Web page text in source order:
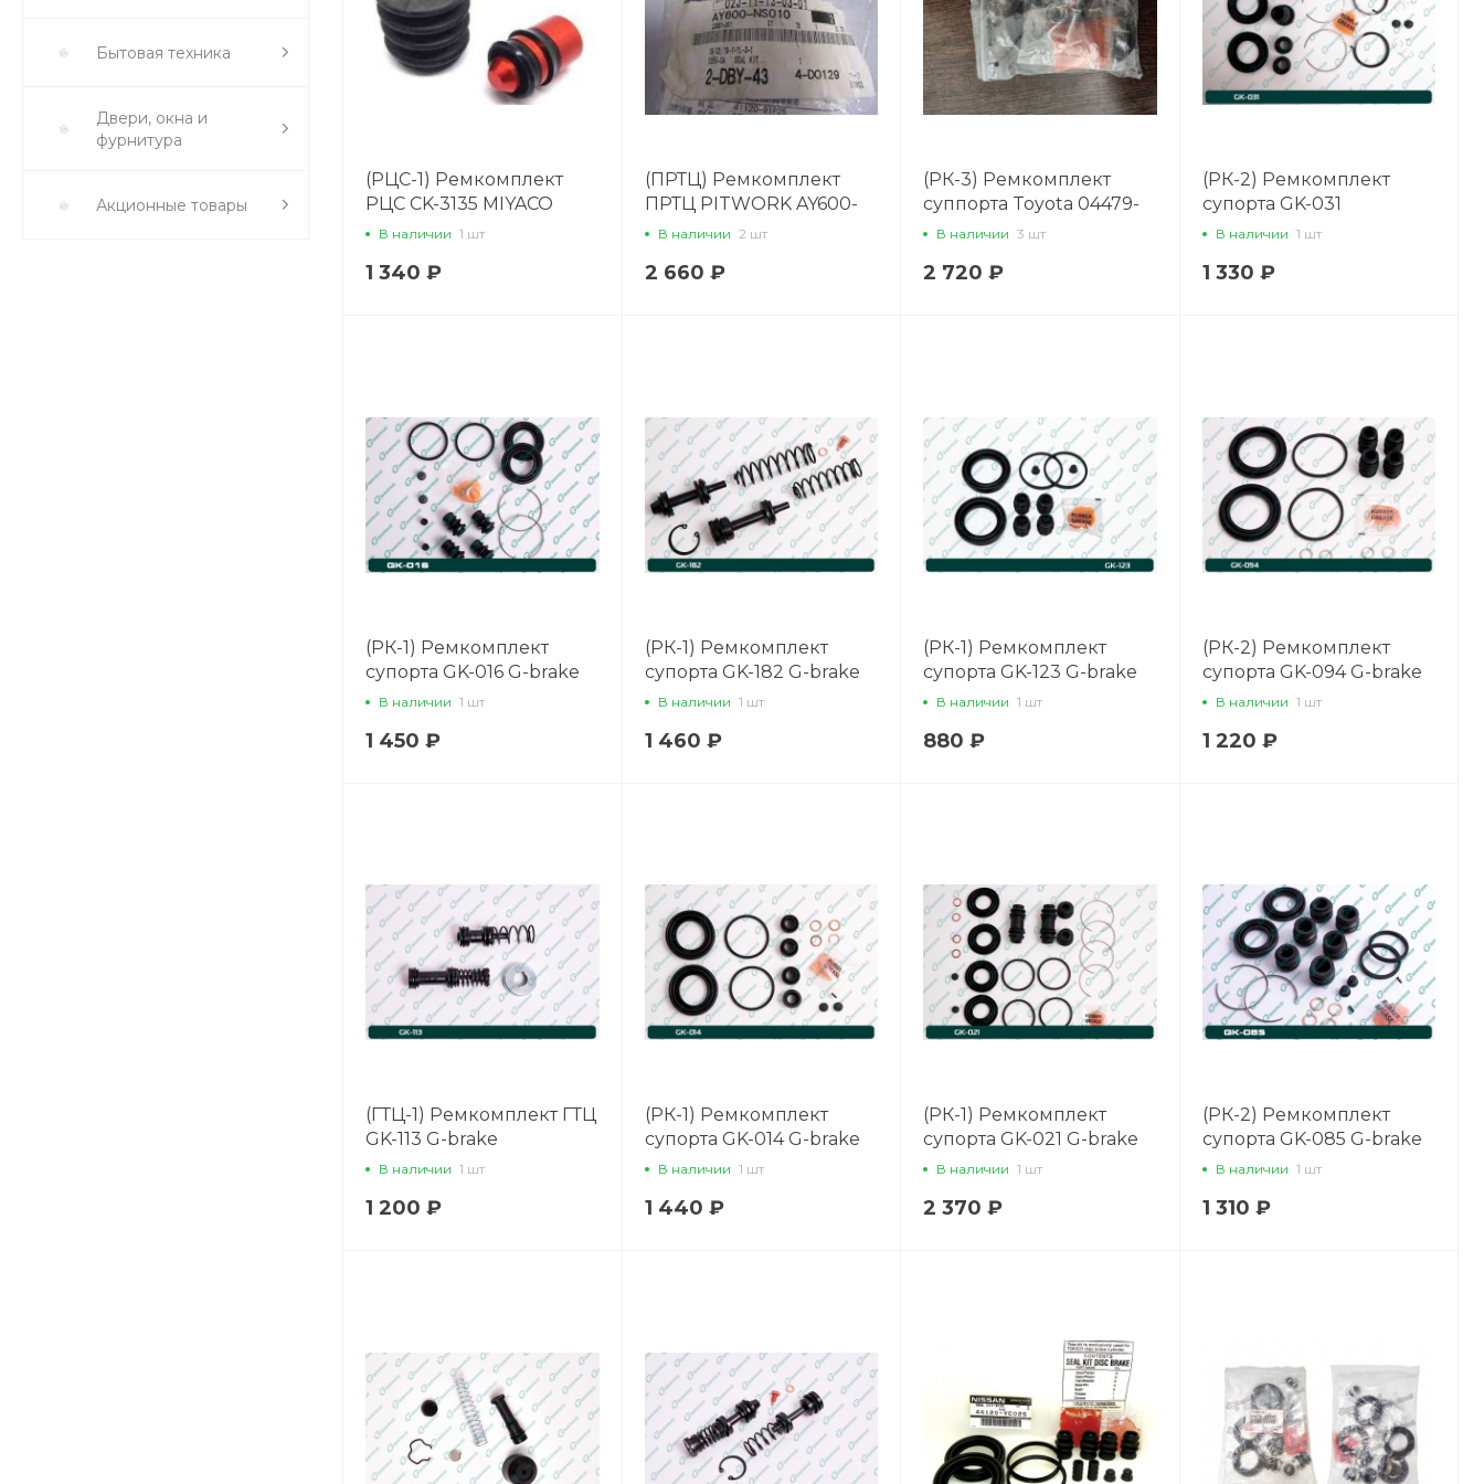
Бытовая техника
Двери, окна и
фурнитура
Акционные товары
(РЦС-1) Ремкомплект
РЦС CK-3135 MIYACO
В наличии 1 шт
1 340 ₽
(ПРТЦ) Ремкомплект
ПРТЦ PITWORK AY600-
NS010
В наличии 2 шт
2 660 ₽
(РК-3) Ремкомплект
суппорта Toyota 04479-
53010 (РК-3)
В наличии 3 шт
2 720 ₽
(РК-2) Ремкомплект
супорта GK-031
В наличии 1 шт
1 330 ₽
(РК-1) Ремкомплект
супорта GK-016 G-brake
В наличии 1 шт
1 450 ₽
(РК-1) Ремкомплект
супорта GK-182 G-brake
В наличии 1 шт
1 460 ₽
(РК-1) Ремкомплект
супорта GK-123 G-brake
В наличии 1 шт
880 ₽
(РК-2) Ремкомплект
супорта GK-094 G-brake
В наличии 1 шт
1 220 ₽
(ГТЦ-1) Ремкомплект ГТЦ
GK-113 G-brake
В наличии 1 шт
1 200 ₽
(РК-1) Ремкомплект
супорта GK-014 G-brake
В наличии 1 шт
1 440 ₽
(РК-1) Ремкомплект
супорта GK-021 G-brake
В наличии 1 шт
2 370 ₽
(РК-2) Ремкомплект
супорта GK-085 G-brake
04479-33040
В наличии 1 шт
1 310 ₽